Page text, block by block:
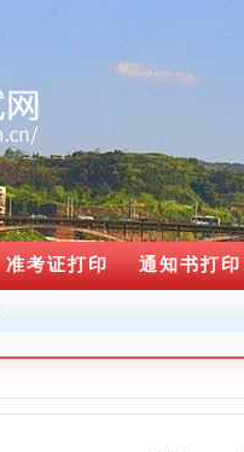
准考证打印 通知书打印